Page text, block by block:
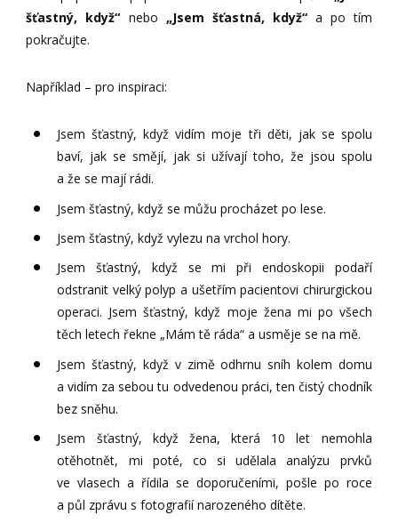
šťastný, když“ nebo „Jsem šťastná, když“a po tím
pokračujte.
Například – pro inspiraci:
Jsem šťastný, když vidím moje tři děti, jak se spolu
baví, jak se smějí, jak si užívají toho, že jsou spolu
a že se mají rádi.
Jsem šťastný, když se můžu procházet po lese.
Jsem šťastný, když vylezu na vrchol hory.
Jsem šťastný, když se mi při endoskopii podaří
odstranit velký polyp a ušetřím pacientovi chirurgickou
operaci. Jsem šťastný, když moje žena mi po všech
těch letech řekne „Mám tě ráda“ a usměje se na mě.
Jsem šťastný, když v zimě odhrnu sníh kolem domu
a vidím za sebou tu odvedenou práci, ten čistý chodník
bez sněhu.
Jsem šťastný, když žena, která 10 let nemohla
otěhotnět, mi poté, co si udělala analýzu prvků
ve vlasech a řídila se doporučeními, pošle po roce
a půl zprávu s fotografií narozeného dítěte.